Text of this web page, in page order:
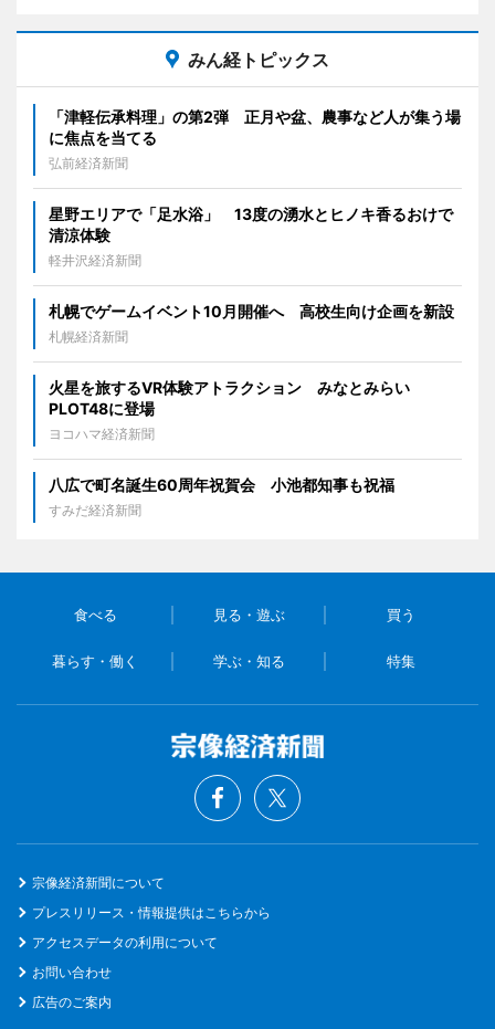
みん経トピックス
「津軽伝承料理」の第2弾 正月や盆、農事など人が集う場
に焦点を当てる
弘前経済新聞
星野エリアで「足水浴」 13度の湧水とヒノキ香るおけで
清涼体験
軽井沢経済新聞
札幌でゲームイベント10月開催へ 高校生向け企画を新設
札幌経済新聞
火星を旅するVR体験アトラクション みなとみらい
PLOT48に登場
ヨコハマ経済新聞
八広で町名誕生60周年祝賀会 小池都知事も祝福
すみだ経済新聞
食べる 見る・遊ぶ 買う
暮らす・働く 学ぶ・知る 特集
宗像経済新聞について
プレスリリース・情報提供はこちらから
アクセスデータの利用について
お問い合わせ
広告のご案内